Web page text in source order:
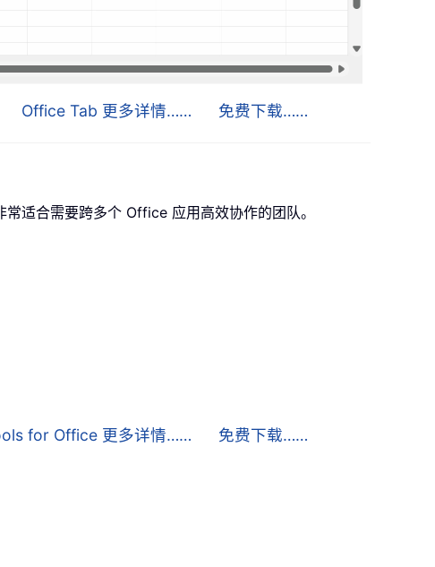
Office Tab 更多详情…… 免费下载……
适合需要跨多个 Office 应用高效协作的团队。
for Office 更多详情…… 免费下载……